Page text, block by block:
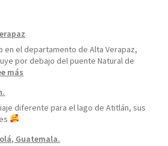
en el departamento de Alta Verapaz,
por debajo del puente Natural de
más
Alta
diferente para el lago de Atitlán, sus
Guatemala.